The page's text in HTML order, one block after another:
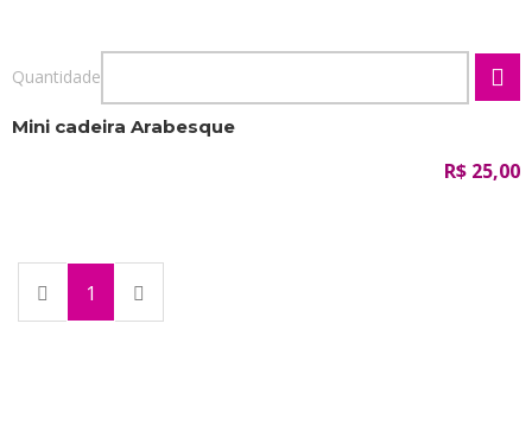
Quantidade
Mini cadeira Arabesque
R$ 25,00
1 (current)